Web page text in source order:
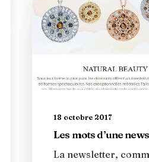
18 octobre 2017
Les mots d’une
La newsletter,